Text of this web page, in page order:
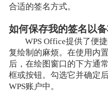
合适的签名方式。
如何保存我的签名以
WPS Office提供了便
复绘制的麻烦。在使用内
后，在绘图窗口的下方通
框或按钮。勾选它并确定
WPS账户中。